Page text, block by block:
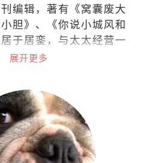
编辑，著有《窝囊废大
胆》、《你说小城风和
于居銮，与太太经营一
的咖啡馆，偶尔和伙
展开更多